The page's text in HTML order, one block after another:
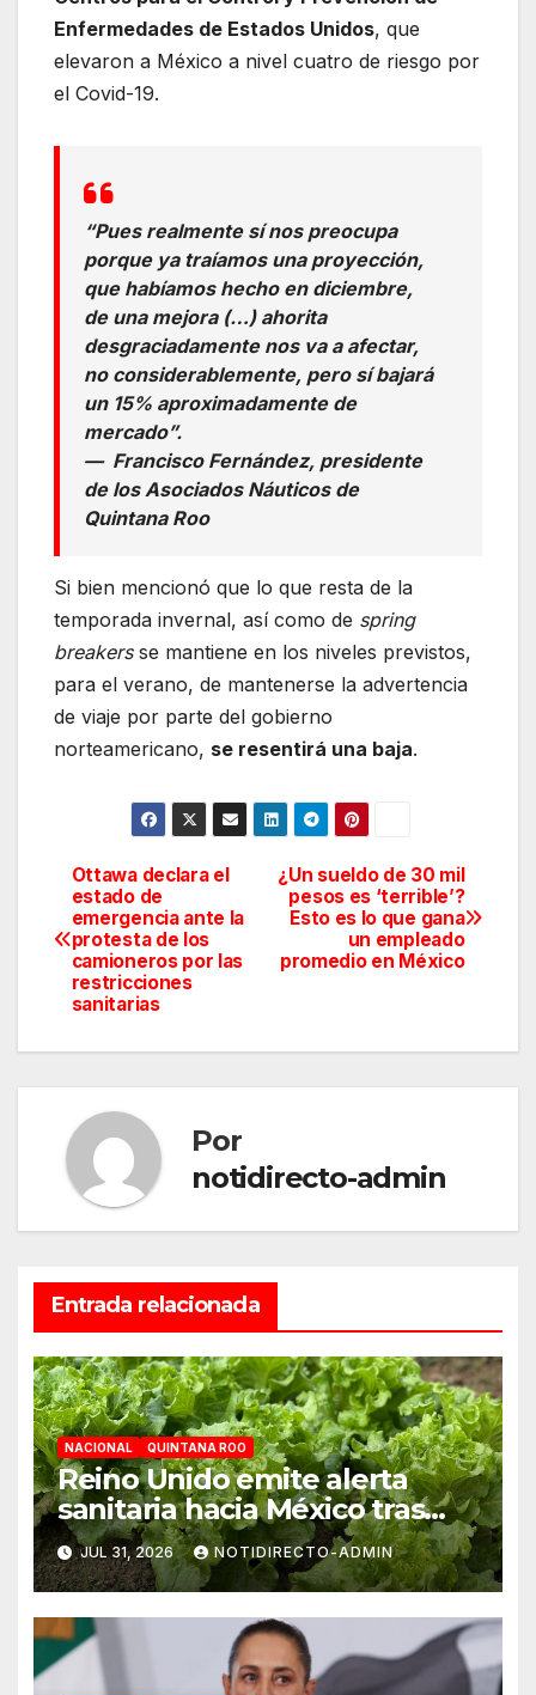
Enfermedades de Estados Unidos, que
elevaron a México a nivel cuatro de riesgo por
el Covid-19.
“Pues realmente sí nos preocupa
porque ya traíamos una proyección,
que habíamos hecho en diciembre,
de una mejora (…) ahorita
desgraciadamente nos va a afectar,
no considerablemente, pero sí bajará
un 15% aproximadamente de
mercado”.
— Francisco Fernández, presidente
de los Asociados Náuticos de
Quintana Roo
Si bien mencionó que lo que resta de la
temporada invernal, así como de spring
breakersse mantiene en los niveles previstos,
para el verano, de mantenerse la advertencia
de viaje por parte del gobierno
norteamericano, se resentirá una baja.
Navegación
de
entradas
¿Un sueldo de 30 mil
pesos es ‘terrible’?
Esto es lo que gana
un empleado
promedio en México
Ottawa declara el
estado de
emergencia ante la
protesta de los
camioneros por las
restricciones
sanitarias
Por
notidirecto-admin
Entrada relacionada
NACIONAL QUINTANA ROO
Reino Unido emite alerta
sanitaria hacia México tras
aumento de cuadros de
diarrea explosiva en turistas
JUL 31, 2026 NOTIDIRECTO-ADMIN